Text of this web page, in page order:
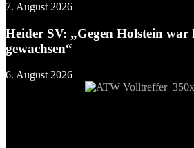
7. August 2026
Heider SV: „Gegen Holstein
gewachsen“
6. August 2026